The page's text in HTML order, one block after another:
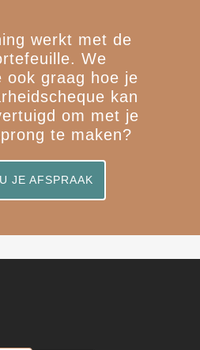
werkt met de
We
ook graag hoe je
kan
om met je
te maken?
JE AFSPRAAK